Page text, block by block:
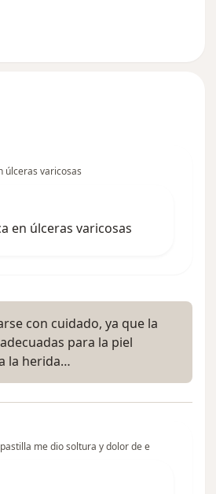
úlceras varicosas
en úlceras varicosas
con cuidado, ya que la
para la piel
la herida…
me dio soltura y dolor de e